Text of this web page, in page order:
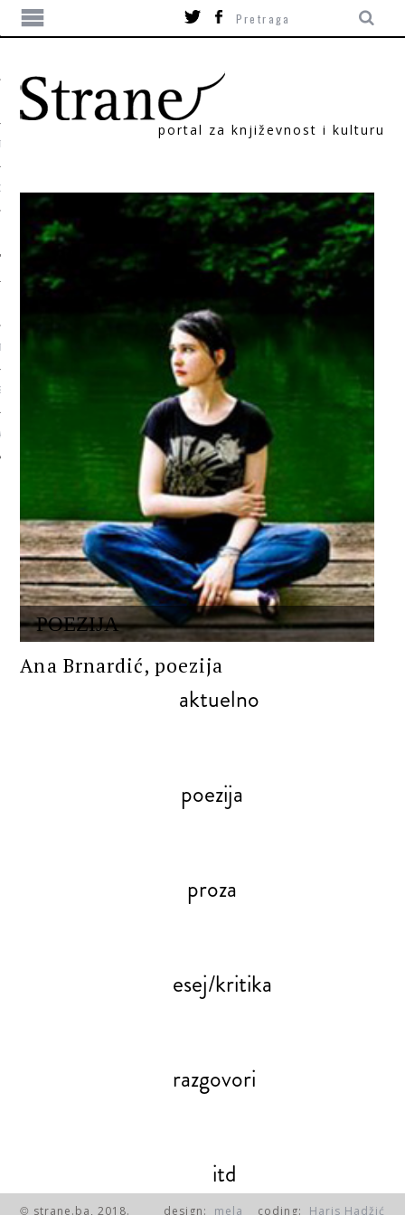
portal za književnost i kulturu
POEZIJA
Ana Brnardić, poezija
aktuelno
poezija
proza
esej/kritika
razgovori
itd
© strane.ba, 2018. design: mela coding: Haris Hadžić